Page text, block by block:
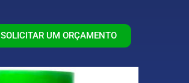
SOLICITAR UM ORÇAMENTO